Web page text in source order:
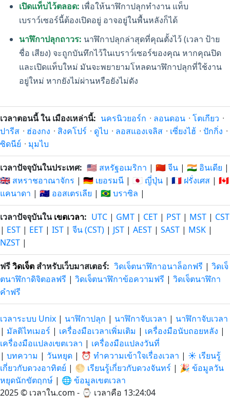
เปิดแท็บไว้ตลอด: เพื่อให้นาฬิกาปลุกทำงาน แท็บ
เบราว์เซอร์นี้ต้องเปิดอยู่ อาจอยู่ในพื้นหลังก็ได้
นาฬิกาปลุกถาวร: นาฬิกาปลุกล่าสุดที่คุณตั้งไว้ (เวลา ป้าย
ชื่อ เสียง) จะถูกบันทึกไว้ในเบราว์เซอร์ของคุณ หากคุณปิด
และเปิดแท็บใหม่ มันจะพยายามโหลดนาฬิกาปลุกที่ใช้งาน
อยู่ใหม่ หากยังไม่ผ่านหรือยังไม่ดัง
เวลาตอนนี้ ใน เมืองเหล่านี้: นครนิวยอร์ก · ลอนดอน · โตเกียว ·
ปารีส · ฮ่องกง · สิงคโปร์ · ดูไบ · ลอสแองเจลิส · เซี่ยงไฮ้ · ปักกิ่ง ·
ซิดนีย์ · มุมไบ
เวลาปัจจุบันในประเทศ: 🇺🇸 สหรัฐอเมริกา | 🇨🇳 จีน | 🇮🇳 อินเดีย |
🇬🇧 สหราชอาณาจักร | 🇩🇪 เยอรมนี | 🇯🇵 ญี่ปุ่น | 🇫🇷 ฝรั่งเศส | 🇨🇦
แคนาดา | 🇦🇺 ออสเตรเลีย | 🇧🇷 บราซิล |
เวลาปัจจุบันในเขตเวลา: UTC | GMT | CET | PST | MST | CST
| EST | EET | IST | จีน (CST) | JST | AEST | SAST | MSK |
NZST |
ฟรีวิดเจ็ต สำหรับเว็บมาสเตอร์: วิดเจ็ตนาฬิกาอนาล็อกฟรี | วิดเจ็
ตนาฬิกาดิจิตอลฟรี | วิดเจ็ตนาฬิกาข้อความฟรี | วิดเจ็ตนาฬิกา
คำฟรี
เวลาระบบ Unix | นาฬิกาปลุก | นาฬิกาจับเวลา | นาฬิกาจับเวลา
| มัลติไทเมอร์ | เครื่องมือเวลาเพิ่มเติม | เครื่องมือนับถอยหลัง |
เครื่องมือแปลงเขตเวลา | เครื่องมือแปลงวันที่
| บทความ | วันหยุด | ⏰ ทำความเข้าใจเรื่องเวลา | ☀️ เรียนรู้
เกี่ยวกับดวงอาทิตย์ | 🌕 เรียนรู้เกี่ยวกับดวงจันทร์ | 🎉 ข้อมูลวัน
หยุดนักขัตฤกษ์ | 🌐 ข้อมูลเขตเวลา
2025 © เวลาใน.com - ⌚ เวลาคือ 13:24:05